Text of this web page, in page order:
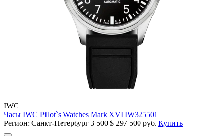
IWC
Часы IWC Pillot`s Watches Mark XVI IW325501
Регион: Санкт-Петербург 3 500 $ 297 500 руб. Купить